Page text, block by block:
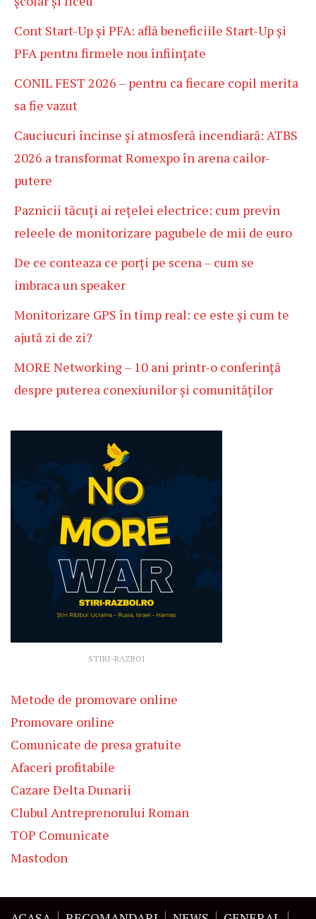
Cont Start-Up și PFA: află beneficiile Start-Up și
PFA pentru firmele nou înființate
CONIL FEST 2026 – pentru ca fiecare copil merita
sa fie vazut
Cauciucuri încinse și atmosferă incendiară: ATBS
2026 a transformat Romexpo în arena cailor-
putere
Paznicii tăcuți ai rețelei electrice: cum previn
releele de monitorizare pagubele de mii de euro
De ce conteaza ce porți pe scena – cum se
imbraca un speaker
Monitorizare GPS în timp real: ce este și cum te
ajută zi de zi?
MORE Networking – 10 ani printr-o conferință
despre puterea conexiunilor și comunităților
STIRI-RAZBOI
Metode de promovare online
Promovare online
Comunicate de presa gratuite
Afaceri profitabile
Cazare Delta Dunarii
Clubul Antreprenorului Roman
TOP Comunicate
Mastodon